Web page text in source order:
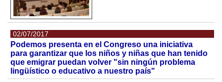
02/07/2017
Podemos presenta en el Congreso una iniciativa
para garantizar que los niños y niñas que han tenido
que emigrar puedan volver "sin ningún problema
lingüístico o educativo a nuestro país"